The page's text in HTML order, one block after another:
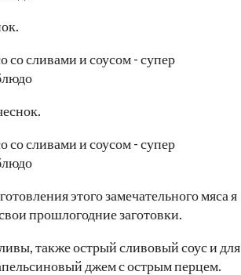
этого замечательного мяса я
прошлогодние заготовки.
также острый сливовый соус и для
джем с острым перцем.